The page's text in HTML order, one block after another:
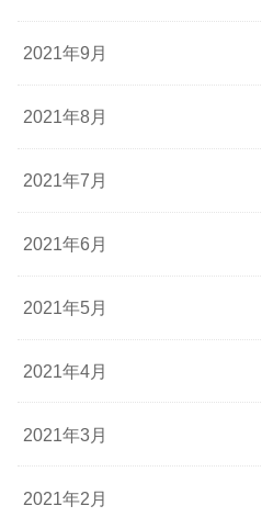
2021年9月
2021年8月
2021年7月
2021年6月
2021年5月
2021年4月
2021年3月
2021年2月